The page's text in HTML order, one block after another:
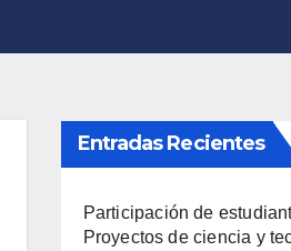
Entradas Recientes
Participación de
Proyectos de ciencia y